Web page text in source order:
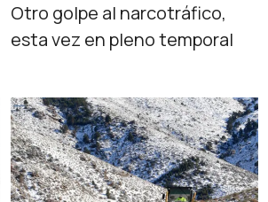
Otro golpe al narcotráfico,
esta vez en pleno temporal